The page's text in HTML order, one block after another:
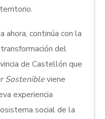
ahora, continúa con la
del
de Castellón que
Sostenibleviene
experiencia
social de la